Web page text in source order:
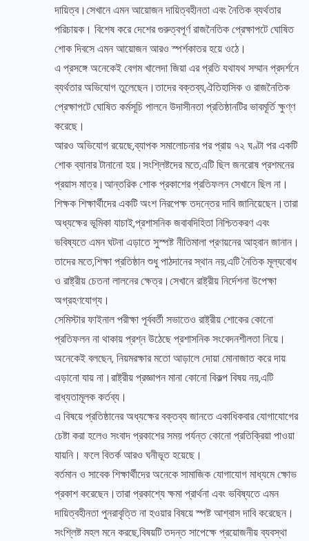
দায়িত্ব।সেখানে এমন আয়োজন দায়িত্বহীনতা এবং নৈতিক ব্যর্থতার
পরিচায়ক। বিশেষ করে দেশের গুরুত্বপূর্ণ রাজনৈতিক প্রেক্ষাপটে ঘোষিত
শোক দিবসে এমন আয়োজন আরও স্পর্শকাতর হয়ে ওঠে।
এ প্রসঙ্গে অনেকেই বেগম খালেদা জিয়া এর প্রতি যথাযথ সম্মান প্রদর্শনে
ব্যর্থতার অভিযোগ তুলেছেন।তাদের বক্তব্য,ঐতিহাসিক ও রাজনৈতিক
প্রেক্ষাপটে ঘোষিত কর্মসূচি পালনে উদাসীনতা প্রতিষ্ঠানটির ভাবমূর্তি ক্ষুণ্ণ
করেছে।
আরও অভিযোগ রয়েছে,ব্যাপক সমালোচনার পর প্রায় ৭২ ঘণ্টা পর একটি
শোক ব্যানার টানানো হয়।সংশ্লিষ্টদের মতে,এটি ছিল জনরোষ প্রশমনের
প্রয়াস মাত্র।আন্তরিক শোক প্রকাশের প্রতিফলন সেখানে ছিল না।
শিক্ষক শিক্ষার্থীদের একটি অংশ নিরপেক্ষ তদন্তের দাবি জানিয়েছেন।তারা
অধ্যক্ষের ভূমিকা যাচাই,প্রশাসনিক জবাবদিহিতা নিশ্চিতকরণ এবং
ভবিষ্যতে এমন ঘটনা এড়াতে সুস্পষ্ট নীতিমালা প্রণয়নের আহ্বান জানান।
তাদের মতে,শিক্ষা প্রতিষ্ঠান শুধু পাঠদানের স্থান নয়,এটি নৈতিক মূল্যবোধ
ও রাষ্ট্রীয় চেতনা লালনের ক্ষেত্র।সেখানে রাষ্ট্রীয় নির্দেশনা উপেক্ষা
অগ্রহণযোগ্য।
সেমিস্টার ফাইনাল পরীক্ষা পূর্ববর্তী সভাতেও রাষ্ট্রীয় শোকের কোনো
প্রতিফলন না থাকায় প্রশ্ন উঠেছে প্রশাসনিক সংবেদনশীলতা নিয়ে।
অনেকেই বলছেন, নিয়মরক্ষার মতো আড়ালে দোয়া মোনাজাত করে দায়
এড়ানো যায় না।রাষ্ট্রীয় প্রজ্ঞাপন মানা কোনো বিকল্প বিষয় নয়,এটি
বাধ্যতামূলক কর্তব্য।
এ বিষয়ে প্রতিষ্ঠানের অধ্যক্ষের বক্তব্য জানতে একাধিকবার যোগাযোগের
চেষ্টা করা হলেও সংবাদ প্রকাশের সময় পর্যন্ত কোনো প্রতিক্রিয়া পাওয়া
যায়নি। ফলে বিতর্ক আরও ঘনীভূত হয়েছে।
বর্তমান ও সাবেক শিক্ষার্থীদের অনেকে সামাজিক যোগাযোগ মাধ্যমে ক্ষোভ
প্রকাশ করেছেন।তারা প্রকাশ্যে ক্ষমা প্রার্থনা এবং ভবিষ্যতে এমন
দায়িত্বহীনতা পুনরাবৃত্তি না হওয়ার বিষয়ে স্পষ্ট আশ্বাস দাবি করেছেন।
সংশ্লিষ্ট মহল মনে করছে,বিষয়টি তদন্ত সাপেক্ষে প্রয়োজনীয় ব্যবস্থা